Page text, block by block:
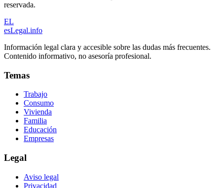
reservada.
EL
esLegal.info
Información legal clara y accesible sobre las dudas más frecuentes.
Contenido informativo, no asesoría profesional.
Temas
Trabajo
Consumo
Vivienda
Familia
Educación
Empresas
Legal
Aviso legal
Privacidad